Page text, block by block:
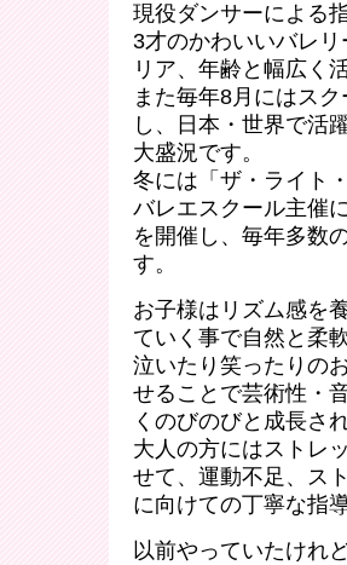
現役ダンサーによる指
3才のかわいいバレ
リア、年齢と幅広く
また毎年8月にはス
し、日本・世界で活
大盛況です。
冬には「ザ・ライト
バレエスクール主催
を開催し、毎年多数
す。
お子様はリズム感を
ていく事で自然と柔
泣いたり笑ったりの
せることで芸術性・
くのびのびと成長さ
大人の方にはストレ
せて、運動不足、ス
に向けての丁寧な指
以前やっていたけれ